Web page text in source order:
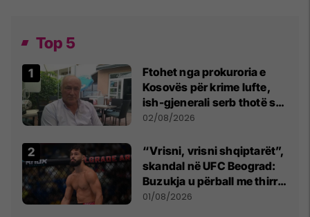
Top 5
Ftohet nga prokuroria e
Kosovës për krime lufte,
ish-gjenerali serb thotë se
dikush e tradhtoi në
02/08/2026
“Vrisni, vrisni shqiptarët”,
skandal në UFC Beograd:
Buzukja u përball me thirrje
anti-shqiptare nga
01/08/2026